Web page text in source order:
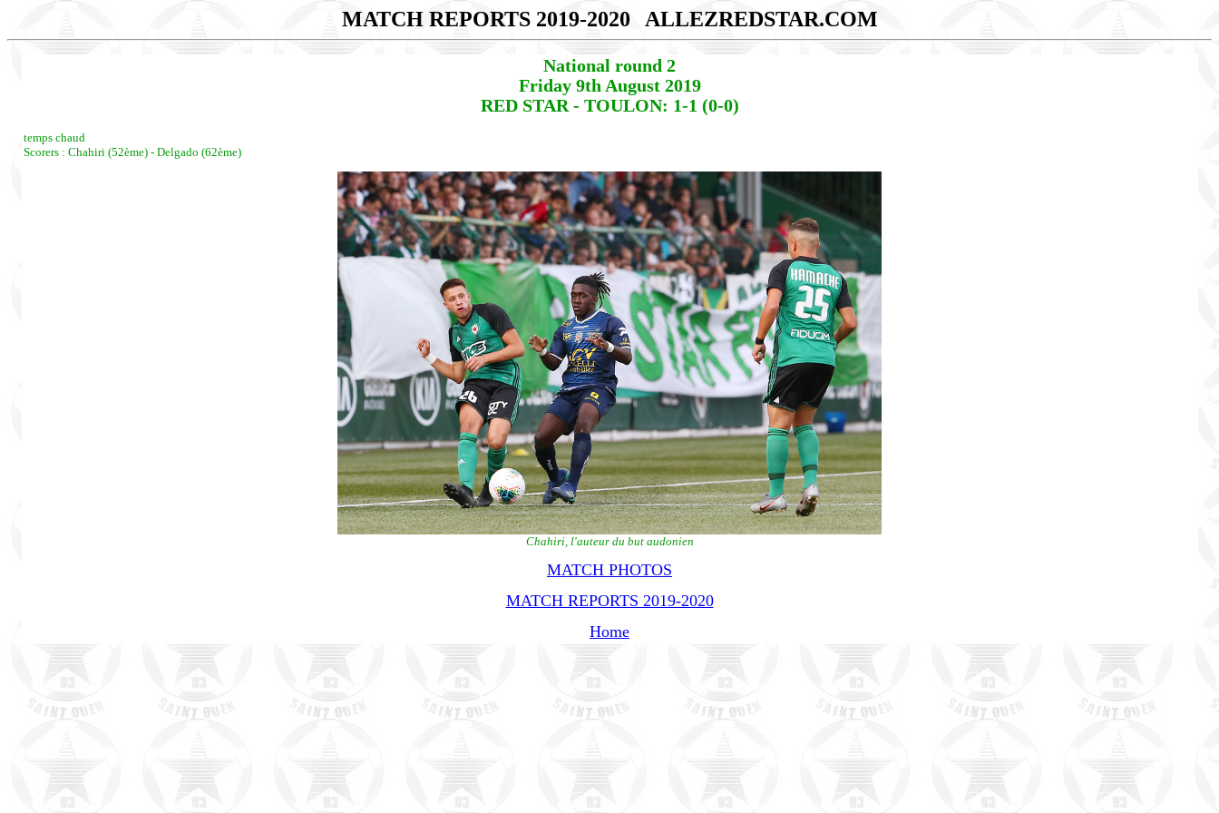
MATCH REPORTS 2019-2020 ALLEZREDSTAR.COM
National round 2
Friday 9th August 2019
RED STAR - TOULON: 1-1 (0-0)
temps chaud
Scorers : Chahiri (52ème) - Delgado (62ème)
Chahiri, l'auteur du but audonien
MATCH PHOTOS
MATCH REPORTS 2019-2020
Home